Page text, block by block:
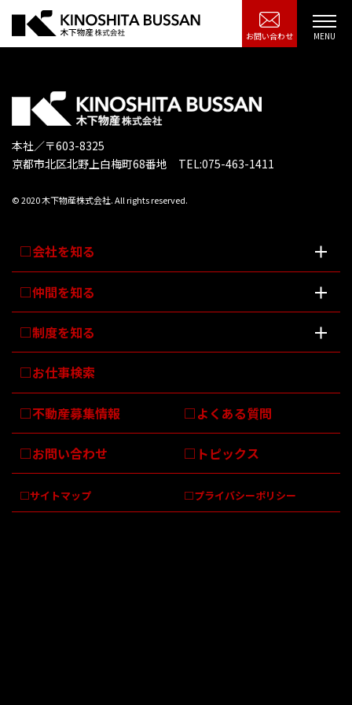
お問い合わせ
本社／〒603-8325
京都市北区北野上白梅町68番地 TEL:075-463-1411
© 2020 木下物産株式会社. All rights reserved.
会社を知る
仲間を知る
制度を知る
お仕事検索
不動産募集情報 よくある質問
お問い合わせ トピックス
サイトマップ プライバシーポリシー